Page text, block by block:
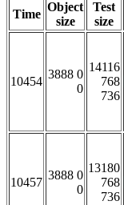
Time
Object
size
Test
size
10454
3888 0
0
14116
768
736
10457
3888 0
0
13180
768
736